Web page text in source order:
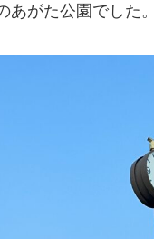
あがた公園でした